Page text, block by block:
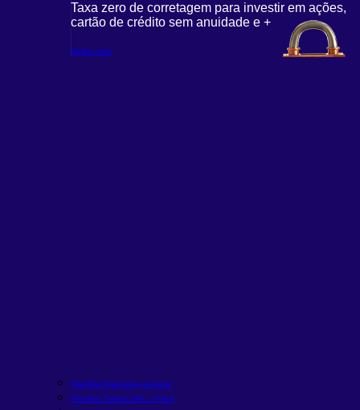
Taxa zero de corretagem para investir em ações,
cartão de crédito sem anuidade e +
Saiba mais
Planilha financeira pessoal
Planilha Tabela SAC x Price